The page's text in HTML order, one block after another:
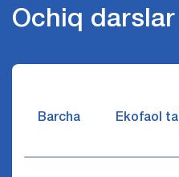
Ochiq
Barcha Ekofaol